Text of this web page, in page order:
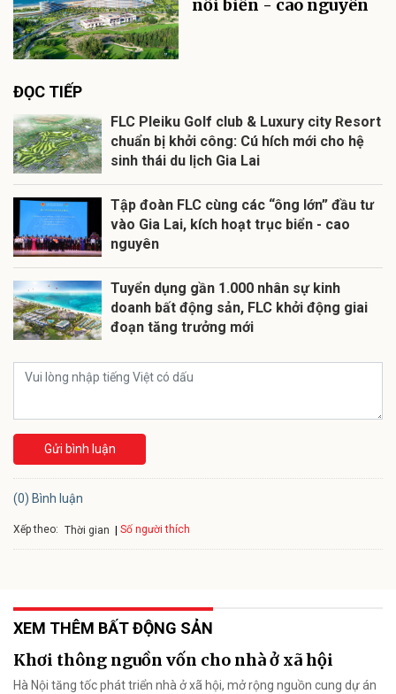
nối biển - cao nguyên
ĐỌC TIẾP
FLC Pleiku Golf club & Luxury city Resort
chuẩn bị khởi công: Cú hích mới cho hệ
sinh thái du lịch Gia Lai
Tập đoàn FLC cùng các “ông lớn” đầu tư
vào Gia Lai, kích hoạt trục biển - cao
nguyên
Tuyển dụng gần 1.000 nhân sự kinh
doanh bất động sản, FLC khởi động giai
đoạn tăng trưởng mới
Gửi bình luận
(0) Bình luận
Xếp theo: Thời gian Số người thích
XEM THÊM BẤT ĐỘNG SẢN
Khơi thông nguồn vốn cho nhà ở xã hội
Hà Nội tăng tốc phát triển nhà ở xã hội, mở rộng nguồn cung dự án